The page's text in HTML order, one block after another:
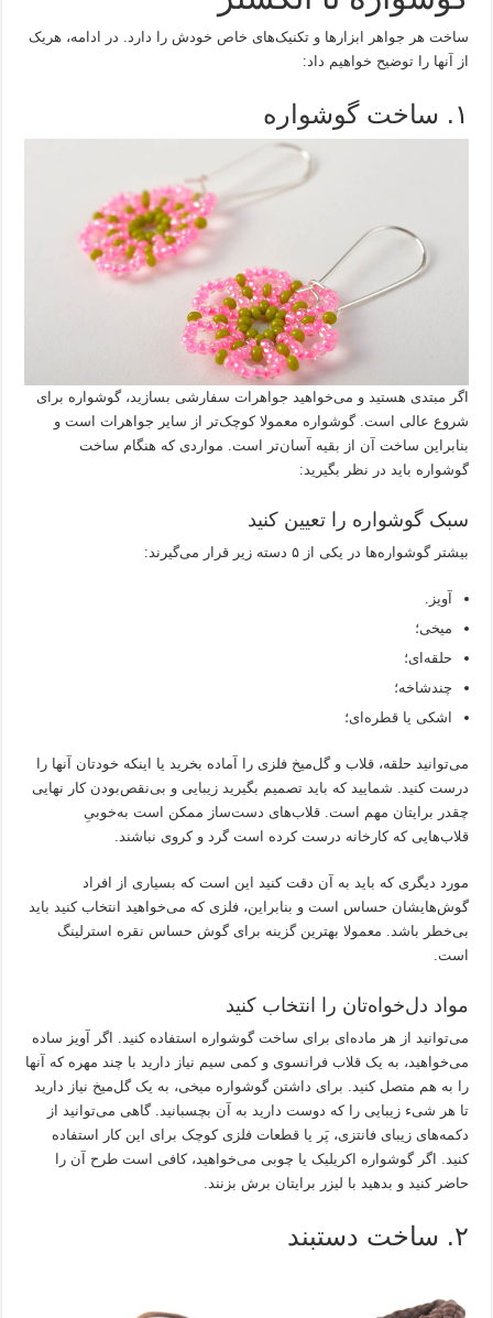
ساخت هر جواهر ابزارها و تکنیک‌های خاص خودش را دارد. در ادامه، هریک
از آنها را توضیح خواهیم داد:
۱. ساخت گوشواره
اگر مبتدی هستید و می‌خواهید جواهرات سفارشی بسازید، گوشواره برای
شروع عالی است. گوشواره معمولا کوچک‌تر از سایر جواهرات است و
بنابراین ساخت آن از بقیه آسان‌تر است. مواردی که هنگام ساخت
گوشواره باید در نظر بگیرید:
سبک گوشواره را تعیین کنید
بیشتر گوشواره‌ها در یکی از ۵ دسته زیر قرار می‌گیرند:
آویز.
میخی؛
حلقه‌ای؛
چندشاخه؛
اشکی یا قطره‌ای؛
می‌توانید حلقه، قلاب و گل‌میخ فلزی را آماده بخرید یا اینکه خودتان آنها را
درست کنید. شمایید که باید تصمیم بگیرید زیبایی و بی‌نقص‌بودن کار نهایی
چقدر برایتان مهم است. قلاب‌های دست‌ساز ممکن است به‌خوبیِ
قلاب‌هایی که کارخانه درست کرده است گرد و کروی نباشند.
مورد دیگری که باید به آن دقت کنید این است که بسیاری از افراد
گوش‌هایشان حساس است و بنابراین، فلزی که می‌خواهید انتخاب کنید باید
بی‌خطر باشد. معمولا بهترین گزینه برای گوش حساس نقره استرلینگ
است.
مواد دل‌خواه‌تان را انتخاب کنید
می‌توانید از هر ماده‌ای برای ساخت گوشواره استفاده کنید. اگر آویز ساده
می‌خواهید، به یک قلاب فرانسوی و کمی سیم نیاز دارید با چند مهره که آنها
را به هم متصل کنید. برای داشتن گوشواره میخی، به یک گل‌میخ نیاز دارید
تا هر شیء زیبایی را که دوست دارید به آن بچسبانید. گاهی می‌توانید از
دکمه‌های زیبای فانتزی، پَر یا قطعات فلزی کوچک برای این کار استفاده
کنید. اگر گوشواره اکریلیک یا چوبی می‌خواهید، کافی است طرح آن را
حاضر کنید و بدهید با لیزر برایتان برش بزنند.
۲. ساخت دستبند